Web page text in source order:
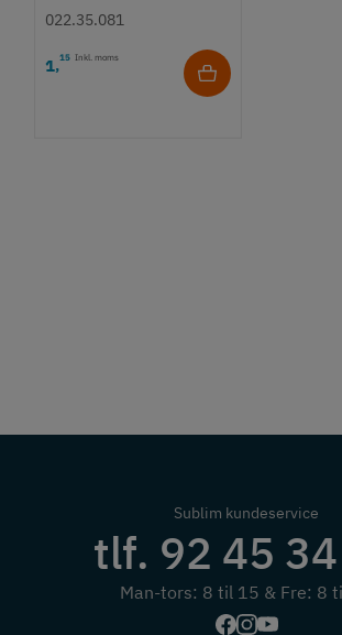
Krydskærv
022.35.081
1,15 Inkl. moms
Sublim kundeservice
tlf. 92 45
Man-tors: 8 til 15 & Fre: 8